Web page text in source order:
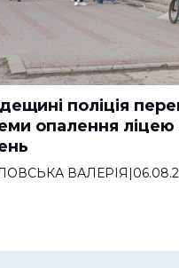
поліція
опалення ліцею
ВАЛЕРІЯ|